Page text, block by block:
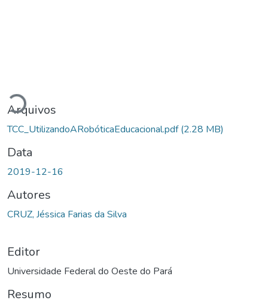
Carregando...
Arquivos
TCC_UtilizandoARobóticaEducacional.pdf(2.28 MB)
Data
2019-12-16
Autores
CRUZ, Jéssica Farias da Silva
Editor
Universidade Federal do Oeste do Pará
Resumo